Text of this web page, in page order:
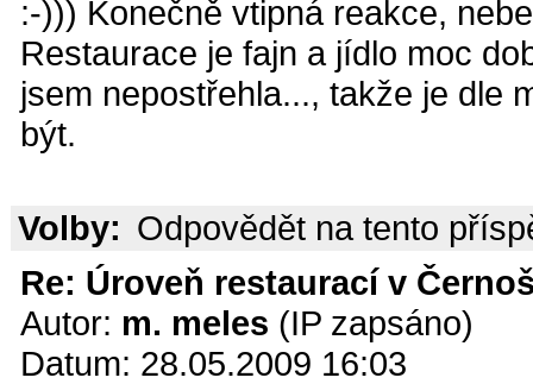
:-))) Konečně vtipná reakce,
Restaurace je fajn a jídlo moc
jsem nepostřehla..., takže je dle
být.
Volby: Odpovědět na tento
Re: Úroveň restaurací v
Autor: m. meles (IP zapsáno)
Datum: 28.05.2009 16:03